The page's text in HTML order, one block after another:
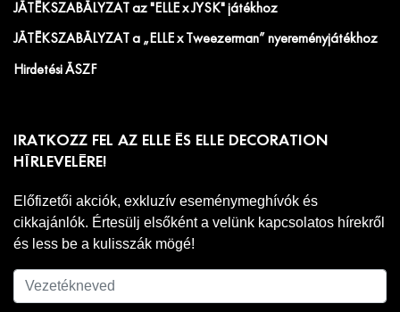
JÁTÉKSZABÁLYZAT az "ELLE x JYSK" játékhoz
JÁTÉKSZABÁLYZAT a „ELLE x Tweezerman” nyereményjátékhoz
Hirdetési ÁSZF
IRATKOZZ FEL AZ ELLE ÉS ELLE DECORATION
HÍRLEVELÉRE!
Előfizetői akciók, exkluzív eseménymeghívók és
cikkajánlók. Értesülj elsőként a velünk kapcsolatos hírekről
és less be a kulisszák mögé!